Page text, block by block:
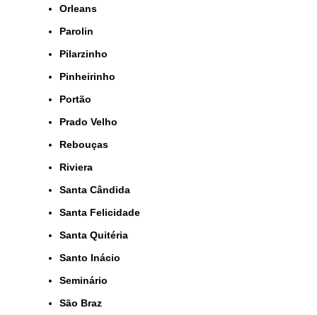
Orleans
Parolin
Pilarzinho
Pinheirinho
Portão
Prado Velho
Rebouças
Riviera
Santa Cândida
Santa Felicidade
Santa Quitéria
Santo Inácio
Seminário
São Braz